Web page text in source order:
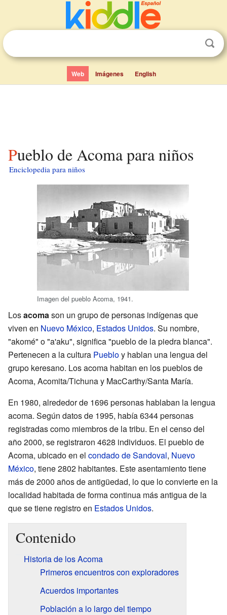
Web Imágenes English
Pueblo de Acoma para niños
Enciclopedia para niños
Imagen del pueblo Acoma, 1941.
Losacoma son un grupo de personas indígenas que
viven en Nuevo México, Estados Unidos. Su nombre,
"akomé" o "a'aku", significa "pueblo de la piedra blanca".
Pertenecen a la cultura Puebloy hablan una lengua del
grupo keresano. Los acoma habitan en los pueblos de
Acoma, Acomita/Tichuna y MacCarthy/Santa María.
En 1980, alrededor de 1696 personas hablaban la lengua
acoma. Según datos de 1995, había 6344 personas
registradas como miembros de la tribu. En el censo del
año 2000, se registraron 4628 individuos. El pueblo de
Acoma, ubicado en el condado de Sandoval, Nuevo
México, tiene 2802 habitantes. Este asentamiento tiene
más de 2000 años de antigüedad, lo que lo convierte en la
localidad habitada de forma continua más antigua de la
que se tiene registro en Estados Unidos.
Contenido
Historia de los Acoma
Primeros encuentros con exploradores
Acuerdos importantes
Población a lo largo del tiempo